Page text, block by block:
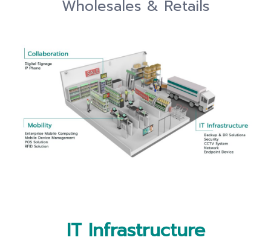
Wholesales & Retails
IT Infrastructure